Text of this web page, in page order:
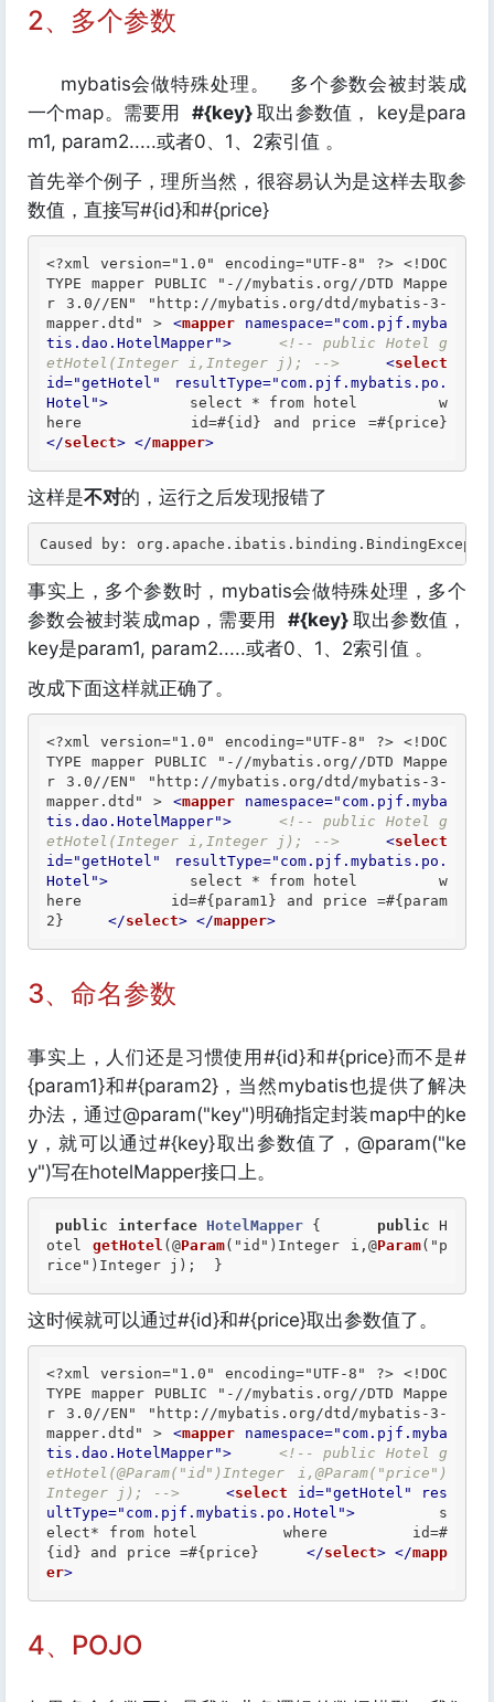
2、多个参数
mybatis会做特殊处理。 多个参数会被封装成
一个map。需要用 #{key}取出参数值， key是para
m1, param2.....或者0、1、2索引值 。
首先举个例子，理所当然，很容易认为是这样去取参
数值，直接写#{id}和#{price}
<?xml version="1.0" encoding="UTF-8" ?> <!DOC
TYPE mapper PUBLIC "-//mybatis.org//DTD Mappe
r 3.0//EN" "http://mybatis.org/dtd/mybatis-3-
mapper.dtd" >
<mapper namespace="com.pjf.myba
tis.dao.HotelMapper">
<!-- public Hotel g
etHotel(Integer i,Integer j); -->
<select
id="getHotel" resultType="com.pjf.mybatis.po.
Hotel">
         select * from hotel         w
</select> </mapper>
这样是不对的，运行之后发现报错了
Caused by:
事实上，多个参数时，mybatis会做特殊处理，多个
参数会被封装成map，需要用 #{key} 取出参数值，
key是param1, param2.....或者0、1、2索引值 。
改成下面这样就正确了。
<?xml version="1.0" encoding="UTF-8" ?> <!DOC
TYPE mapper PUBLIC "-//mybatis.org//DTD Mappe
r 3.0//EN" "http://mybatis.org/dtd/mybatis-3-
mapper.dtd" >
<mapper namespace="com.pjf.myba
tis.dao.HotelMapper">
<!-- public Hotel g
etHotel(Integer i,Integer j); -->
<select
id="getHotel" resultType="com.pjf.mybatis.po.
Hotel">
         select * from hotel         w
here         id=#{param1} and price =#{param
2} </select> </mapper>
3、命名参数
事实上，人们还是习惯使用#{id}和#{price}而不是#
{param1}和#{param2}，当然mybatis也提供了解决
办法，通过@param("key")明确指定封装map中的ke
y，就可以通过#{key}取出参数值了，@param("ke
y")写在hotelMapper接口上。
public interface HotelMapper { public H
otel getHotel (@Param("id")Integer i,@Param("p
rice")Integer j);  }
这时候就可以通过#{id}和#{price}取出参数值了。
<?xml version="1.0" encoding="UTF-8" ?> <!DOC
TYPE mapper PUBLIC "-//mybatis.org//DTD Mappe
r 3.0//EN" "http://mybatis.org/dtd/mybatis-3-
mapper.dtd" >
<mapper namespace="com.pjf.myba
tis.dao.HotelMapper">
<!-- public Hotel g
etHotel(@Param("id")Integer i,@Param("price")
Integer j); -->
<select id="getHotel"
res
ultType="com.pjf.mybatis.po.Hotel">
         s
elect* from hotel         where         id=#
{id} and price =#{price} </select> </mapp
er>
4、POJO